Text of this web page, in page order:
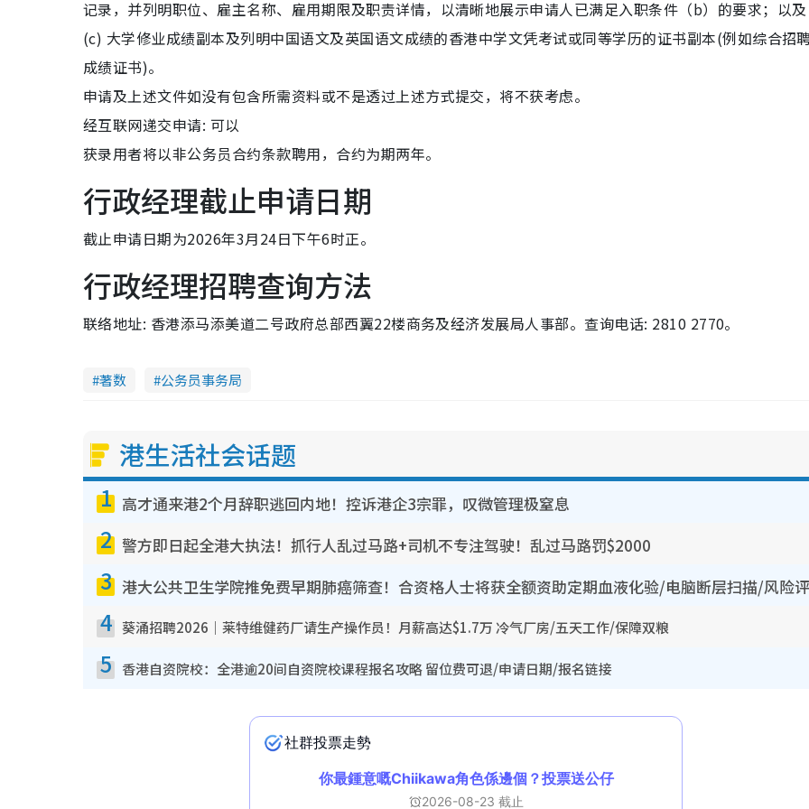
记录，并列明职位、雇主名称、雇用期限及职责详情，以清晰地展示申请人已满足入职条件（b）的要求；以及
(c) 大学修业成绩副本及列明中国语文及英国语文成绩的香港中学文凭考试或同等学历的证书副本(例如综合招
成绩证书)。
申请及上述文件如没有包含所需资料或不是透过上述方式提交，将不获考虑。
经互联网递交申请: 可以
获录用者将以非公务员合约条款聘用，合约为期两年。
行政经理截止申请日期
截止申请日期为2026年3月24日下午6时正。
行政经理招聘查询方法
联络地址: 香港添马添美道二号政府总部西翼22楼商务及经济发展局人事部。查询电话: 2810 2770。
著数 公务员事务局
港生活社会话题
1 高才通来港2个月辞职逃回内地！控诉港企3宗罪，叹微管理极窒息
2 警方即日起全港大执法！抓行人乱过马路+司机不专注驾驶！乱过马路罚$2000
3 港大公共卫生学院推免费早期肺癌筛查！合资格人士将获全额资助定期血液化验/电脑断层扫描/风险
4 葵涌招聘2026｜莱特维健药厂请生产操作员！月薪高达$1.7万 冷气厂房/五天工作/保障双粮
5 香港自资院校：全港逾20间自资院校课程报名攻略 留位费可退/申请日期/报名链接